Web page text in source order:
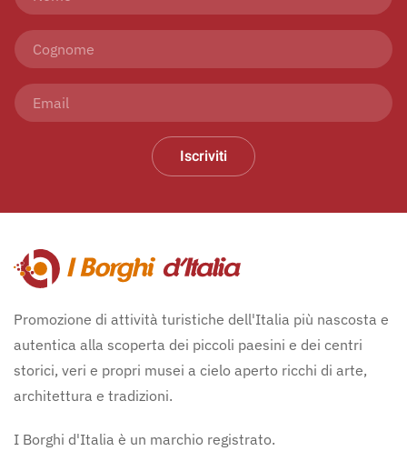
Iscriviti
Promozione di attività turistiche dell'Italia più nascosta e
autentica alla scoperta dei piccoli paesini e dei centri
storici, veri e propri musei a cielo aperto ricchi di arte,
architettura e tradizioni.
I Borghi d'Italia è un marchio registrato.